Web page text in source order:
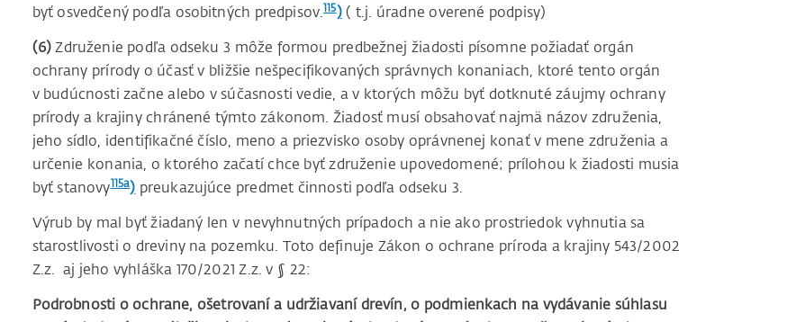
byť osvedčený podľa osobitných predpisov.115)( t.j. úradne overené podpisy)
(6)Združenie podľa odseku 3 môže formou predbežnej žiadosti písomne požiadať orgán
ochrany prírody o účasť v bližšie nešpecifikovaných správnych konaniach, ktoré tento orgán
v budúcnosti začne alebo v súčasnosti vedie, a v ktorých môžu byť dotknuté záujmy ochrany
prírody a krajiny chránené týmto zákonom. Žiadosť musí obsahovať najmä názov združenia,
jeho sídlo, identifikačné číslo, meno a priezvisko osoby oprávnenej konať v mene združenia a
určenie konania, o ktorého začatí chce byť združenie upovedomené; prílohou k žiadosti musia
byť stanovy115a) preukazujúce predmet činnosti podľa odseku 3.
Výrub by mal byť žiadaný len v nevyhnutných prípadoch a nie ako prostriedok vyhnutia sa
starostlivosti o dreviny na pozemku. Toto definuje Zákon o ochrane príroda a krajiny 543/2002
Z.z. aj jeho vyhláška 170/2021 Z.z. v § 22:
Podrobnosti o ochrane, ošetrovaní a udržiavaní drevín, o podmienkach na vydávanie súhlasu